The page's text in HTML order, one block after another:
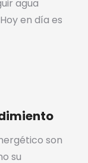
agua
en día es
son
su